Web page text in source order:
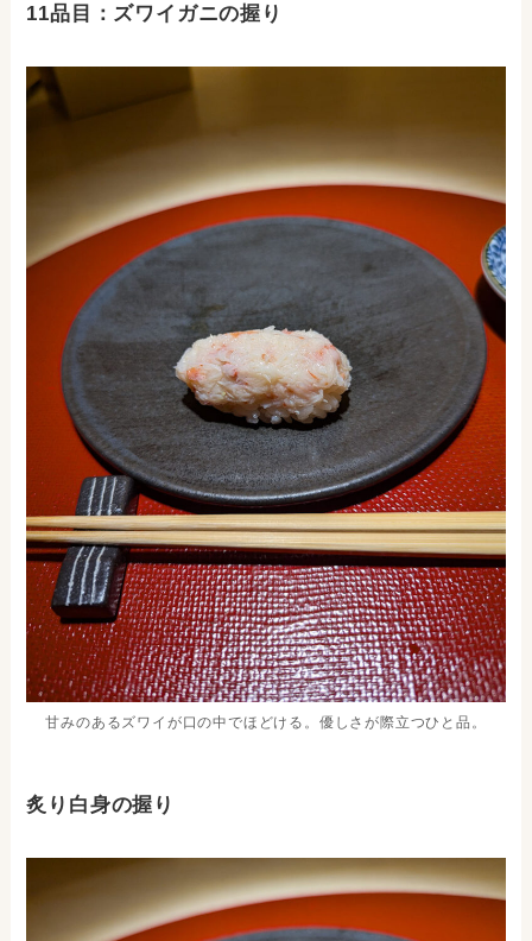
11品目：ズワイガニの握り
甘みのあるズワイが口の中でほどける。優しさが際立つひと品。
炙り白身の握り